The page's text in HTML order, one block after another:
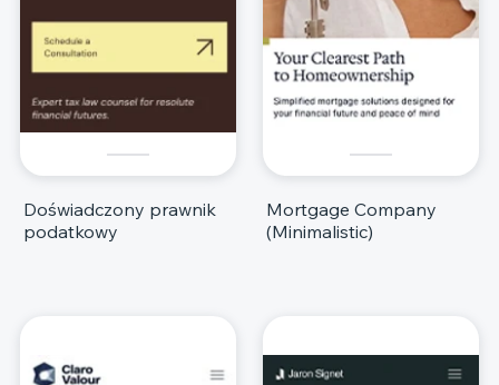
Doświadczony prawnik
podatkowy
Mortgage Company
(Minimalistic)